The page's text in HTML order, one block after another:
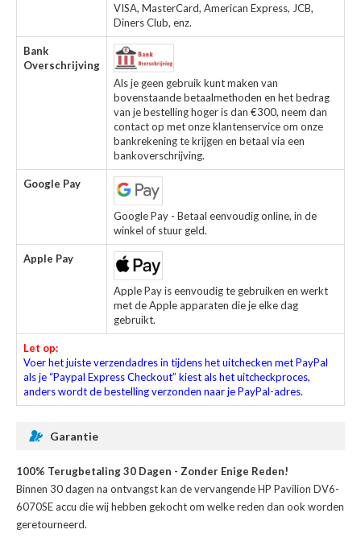
VISA, MasterCard, American Express, JCB,
Diners Club, enz.
Bank
Overschrijving
Als je geen gebruik kunt maken van
bovenstaande betaalmethoden en het bedrag
van je bestelling hoger is dan €300, neem dan
contact op met onze klantenservice om onze
bankrekening te krijgen en betaal via een
bankoverschrijving.
Google Pay
Google Pay - Betaal eenvoudig online, in de
winkel of stuur geld.
Apple Pay
Apple Pay is eenvoudig te gebruiken en werkt
met de Apple apparaten die je elke dag
gebruikt.
Let op:
Voer het juiste verzendadres in tijdens het uitchecken met PayPal
als je “Paypal Express Checkout” kiest als het uitcheckproces,
anders wordt de bestelling verzonden naar je PayPal-adres.
Garantie
100% Terugbetaling 30 Dagen - Zonder Enige Reden!
Binnen 30 dagen na ontvangst kan devervangende HP Pavilion DV6-
6070SE accu die wij hebben gekocht om welke reden dan ook worden
geretourneerd.